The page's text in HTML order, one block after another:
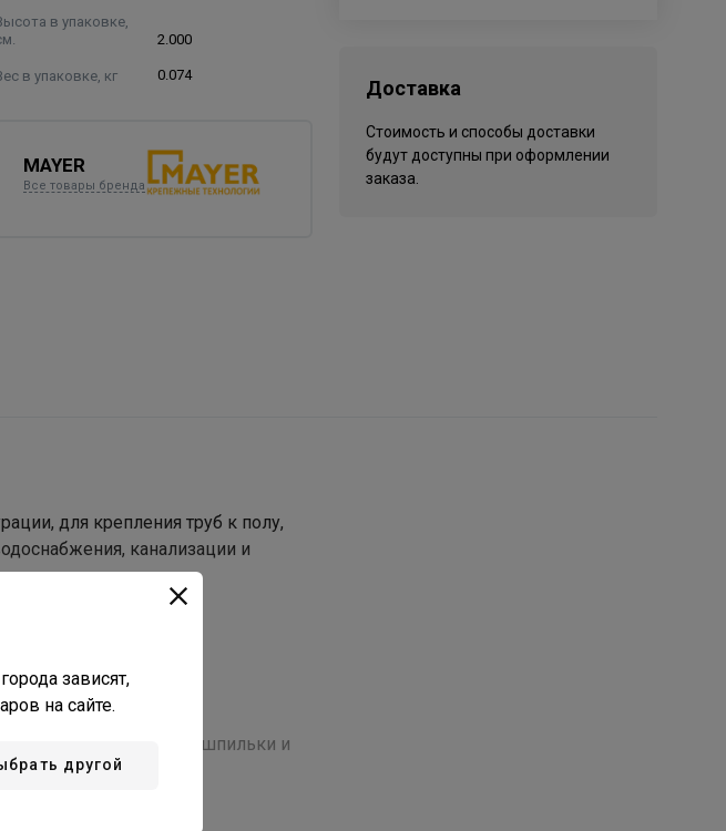
в упаковке,
2.000
в упаковке, кг 0.074
MAYER
Все товары бренда
Доставка
Стоимость и способы доставки
будут доступны при оформлении
заказа.
для крепления труб к полу,
канализации и
изготовления шпильки и
зависят,
на сайте.
другой